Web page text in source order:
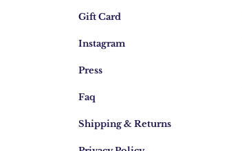
Gift Card
Instagram
Press
Faq
Shipping & Returns